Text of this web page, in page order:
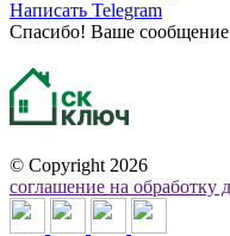
Написать Telegram
Спасибо! Ваше
© Copyright 2026
соглашение на обработку